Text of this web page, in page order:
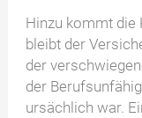
Hinzu kommt die
bleibt der
der
der
ursächlich war.